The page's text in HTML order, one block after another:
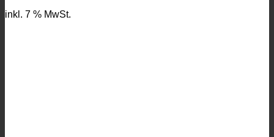
inkl. 7 % MwSt.